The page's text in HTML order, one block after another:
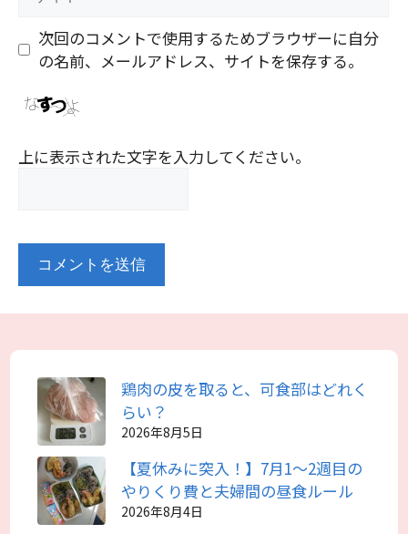
次回のコメントで使用するためブラウザーに自分
の名前、メールアドレス、サイトを保存する。
上に表示された文字を入力してください。
鶏肉の皮を取ると、可食部はどれく
らい？
2026年8月5日
【夏休みに突入！】7月1～2週目の
やりくり費と夫婦間の昼食ルール
2026年8月4日